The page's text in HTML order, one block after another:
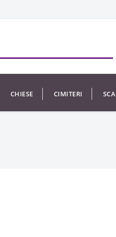
CHIESE CIMITERI